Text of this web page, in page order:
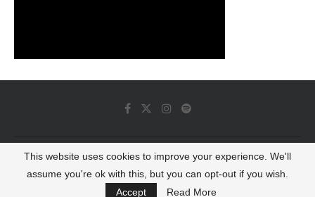
© 2022 - Luminous Dash All Rights Reserved
BACK TO TOP
This website uses cookies to improve your experience. We'll
assume you're ok with this, but you can opt-out if you wish.
Accept
Read More